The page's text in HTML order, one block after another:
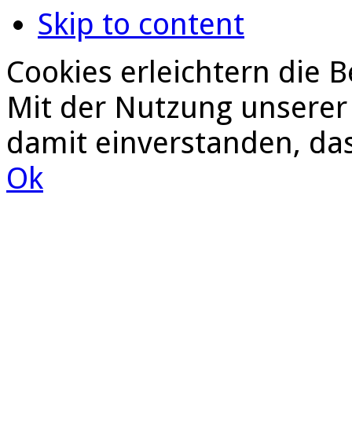
Skip to content
Cookies erleichtern die
Mit der Nutzung
damit einverstanden,
Ok